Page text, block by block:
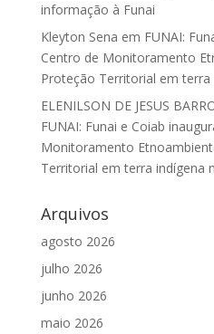
informação à Funai
Kleyton Sena em FUNAI:
Centro de Monitoramento
Proteção Territorial em
ELENILSON DE JESUS
FUNAI: Funai e Coiab
Monitoramento
Territorial em terra indígena
Arquivos
agosto 2026
julho 2026
junho 2026
maio 2026